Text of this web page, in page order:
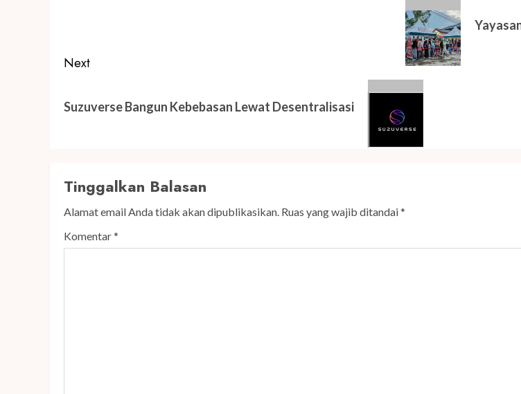
Next
post:
Suzuverse Bangun Kebebasan Lewat Desentralisasi
Tinggalkan Balasan
Alamat email Anda tidak akan dipublikasikan. Ruas yang wajib ditandai*
Komentar*